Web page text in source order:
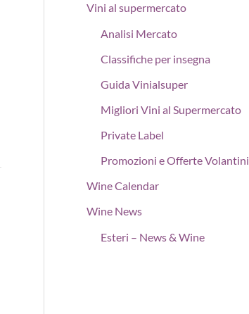
Vini al supermercato
Analisi Mercato
Classifiche per insegna
Guida Vinialsuper
Migliori Vini al Supermercato
Private Label
Promozioni e Offerte Volantini
Wine Calendar
Wine News
Esteri – News & Wine